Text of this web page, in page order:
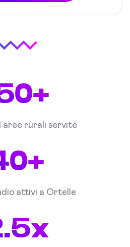
aree rurali servite
attivi a Ortelle